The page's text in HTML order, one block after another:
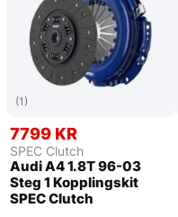
(1)
7799 KR
SPEC Clutch
Audi A4 1.8T 96-03
Steg 1 Kopplingskit
SPEC Clutch